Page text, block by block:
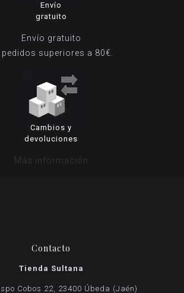
Envío
gratuito
Envío gratuito
pedidos superiores a 80€.
Cambios y
devoluciones
Más información
Contacto
Tienda Sultana
Cobos 22, 23400 Úbeda (Jaén)